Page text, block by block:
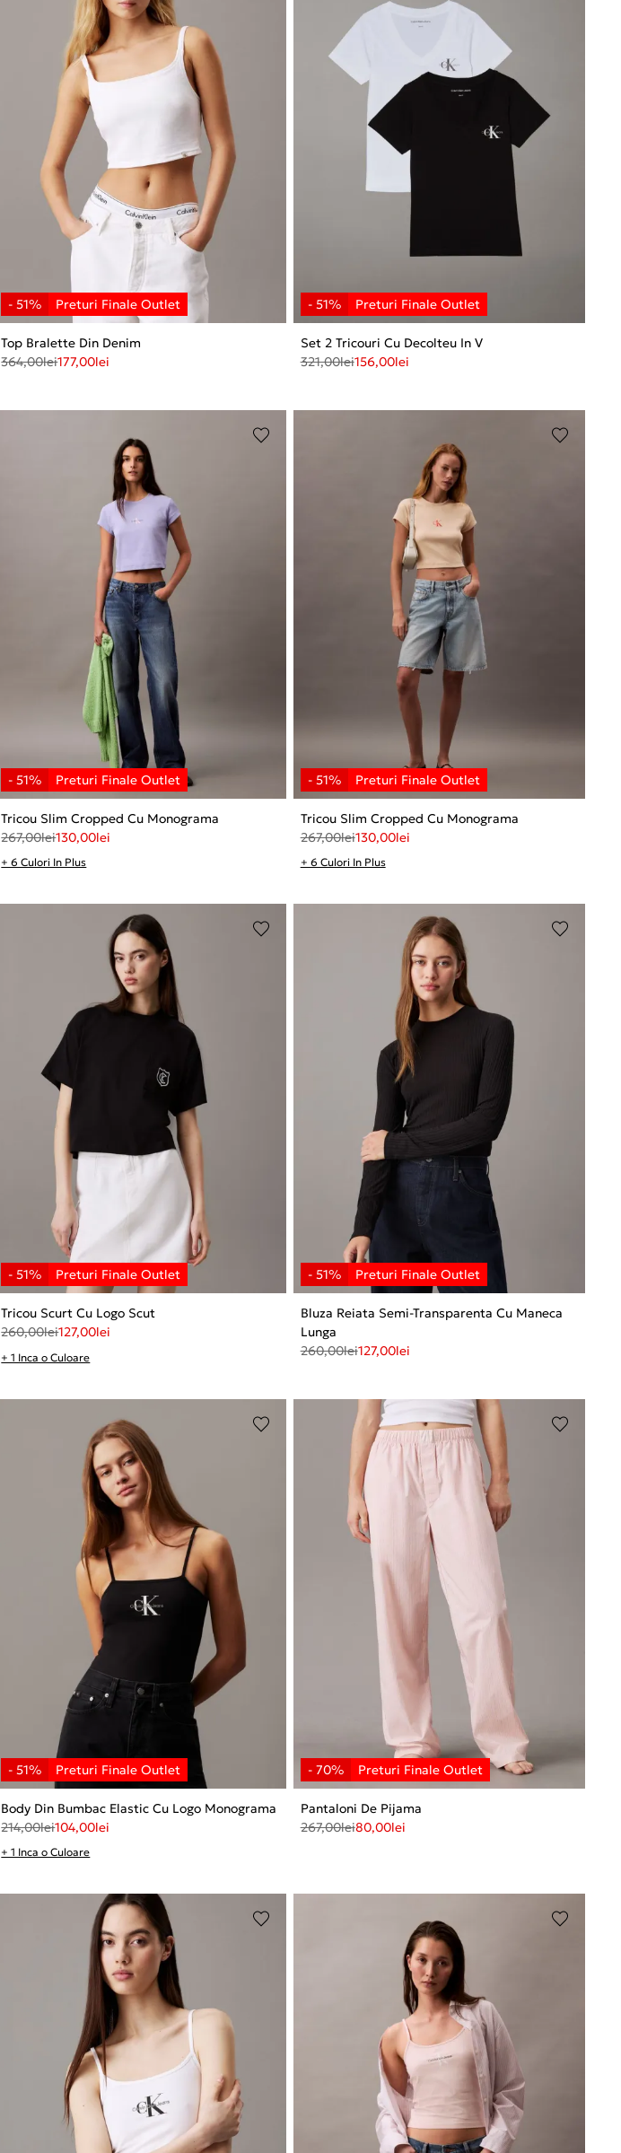
Top Bralette Din Denim
364,00lei177,00lei
Set 2 Tricouri Cu Decolteu In V
321,00lei156,00lei
Tricou Slim Cropped Cu Monograma
267,00lei130,00lei
+ 6 Culori In Plus
Tricou Slim Cropped Cu Monograma
267,00lei130,00lei
+ 6 Culori In Plus
Tricou Scurt Cu Logo Scut
260,00lei127,00lei
+ 1 Inca o Culoare
Bluza Reiata Semi-Transparenta Cu Maneca
Lunga
260,00lei127,00lei
Body Din Bumbac Elastic Cu Logo Monograma
214,00lei104,00lei
+ 1 Inca o Culoare
Pantaloni De Pijama
267,00lei80,00lei